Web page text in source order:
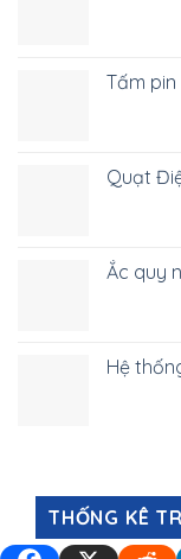
Tấm
Quạt
Ắc quy
Hệ
THỐNG KÊ